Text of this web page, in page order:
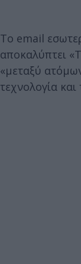
Το email
αποκαλύπτει
«μεταξύ
τεχνολογία